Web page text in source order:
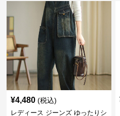
¥4,480 (税込)
レディース ジーンズ ゆったりシ